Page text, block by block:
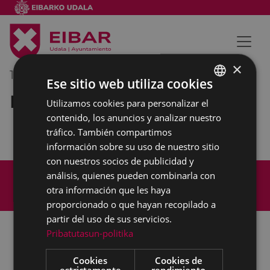
11/01/2018
Reunión externa
Aviso legal
Política de cookies
Accesibilidad
BASQUE
SPANISH
×
Ese sitio web utiliza cookies
Utilizamos cookies para personalizar el
contenido, los anuncios y analizar nuestro
tráfico. También compartimos
información sobre su uso de nuestro sitio
con nuestros socios de publicidad y
análisis, quienes pueden combinarla con
otra información que les haya
proporcionado o que hayan recopilado a
partir del uso de sus servicios.
Pribatutasun-politika
Cookies
Cookies de